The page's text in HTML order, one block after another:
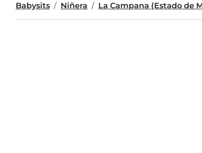
Babysits Niñera La Campana (Estado de